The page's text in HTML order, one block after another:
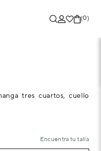
(0)
tres cuartos, cuello
Encuentra tu talla